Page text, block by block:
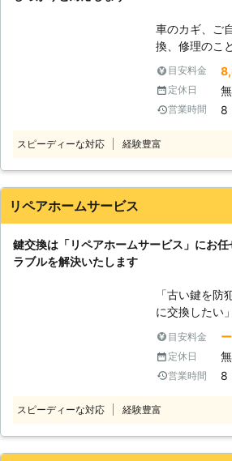
も】 鍵以外の
私たち株式会
ービスにはあ
リアのリフォ
を承っており
解決し、なお
車のカギ、ご
換、修理のこ
Reウォーク
に在籍してい
豊富で実績豊
すので、安心
もとにカギの
ご依頼するこ
庫・愛知・岡
ただいており
方も大歓迎で
さい。
目安料金
定休日
営業時間 8
スピーディーな対応 経験豊富
リペアホームサービス
鍵交換は「リペアホームサービス」にお
ラブルを解決いたします
「古い鍵を防
に交換したい
「鍵の調子が
修理したい」 このような鍵のトラブ
ルは「リペア
る鍵のトラブ
目安料金 ー
定休日
営業時間 8
スピーディーな対応 経験豊富